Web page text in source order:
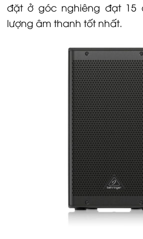
đặt ở góc nghiêng đạt 15
lượng âm thanh tốt nhất.